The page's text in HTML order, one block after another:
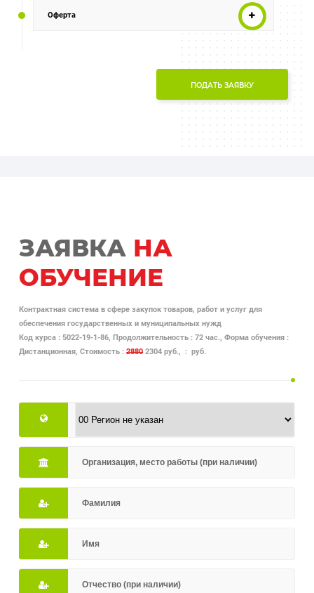
Оферта
ПОДАТЬ ЗАЯВКУ
ЗАЯВКА НА
ОБУЧЕНИЕ
Контрактная система в сфере закупок товаров, работ и услуг для
обеспечения государственных и муниципальных нужд
Код курса : 5022-19-1-86, Продолжительность : 72 час., Форма обучения :
Дистанционная, Стоимость :28802304 руб., : руб.